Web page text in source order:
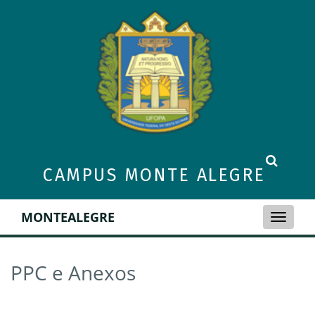
CAMPUS MONTE ALEGRE
Toggle
MONTEALEGRE
PPC e Anexos